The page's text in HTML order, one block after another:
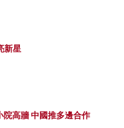
新星
院高牆 中國推多邊合作